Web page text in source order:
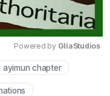
Mute
Powered by GliaStudios
ayimun chapter